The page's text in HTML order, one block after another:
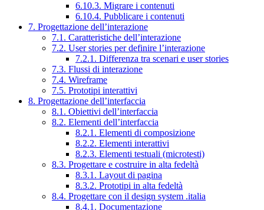
6.10.3. Migrare i contenuti
6.10.4. Pubblicare i contenuti
7. Progettazione dell’interazione
7.1. Caratteristiche dell’interazione
7.2. User stories per definire l’interazione
7.2.1. Differenza tra scenari e user stories
7.3. Flussi di interazione
7.4. Wireframe
7.5. Prototipi interattivi
8. Progettazione dell’interfaccia
8.1. Obiettivi dell’interfaccia
8.2. Elementi dell’interfaccia
8.2.1. Elementi di composizione
8.2.2. Elementi interattivi
8.2.3. Elementi testuali (microtesti)
8.3. Progettare e costruire in alta fedeltà
8.3.1. Layout di pagina
8.3.2. Prototipi in alta fedeltà
8.4. Progettare con il design system .italia
8.4.1. Documentazione